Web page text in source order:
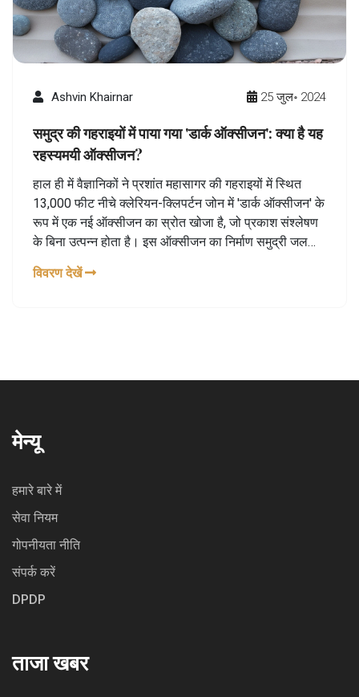
Ashvin Khairnar 25 जुल॰ 2024
समुद्र की गहराइयों में पाया गया 'डार्क ऑक्सीजन': क्या है यह
रहस्यमयी ऑक्सीजन?
हाल ही में वैज्ञानिकों ने प्रशांत महासागर की गहराइयों में स्थित
13,000 फीट नीचे क्लेरियन-क्लिपर्टन जोन में 'डार्क ऑक्सीजन' के
रूप में एक नई ऑक्सीजन का स्रोत खोजा है, जो प्रकाश संश्लेषण
के बिना उत्पन्न होता है। इस ऑक्सीजन का निर्माण समुद्री जल
समझने में महत्वपूर्ण योगदान दे सकता है।
विवरण देखें
मेन्यू
हमारे बारे में
सेवा नियम
गोपनीयता नीति
संपर्क करें
DPDP
ताजा खबर